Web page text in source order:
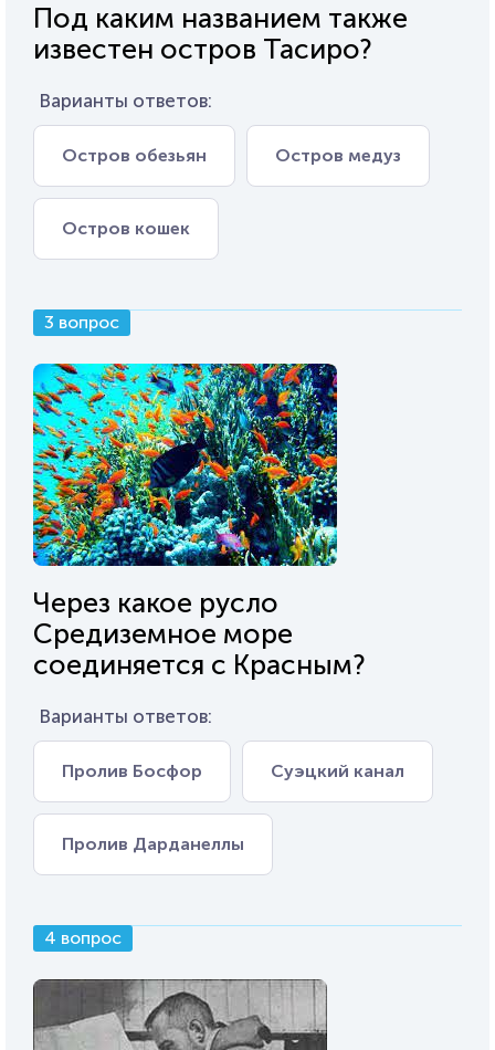
Под каким названием также
известен остров Тасиро?
Варианты ответов:
Остров обезьян Остров медуз
Остров кошек
3 вопрос
Через какое русло
Средиземное море
соединяется с Красным?
Варианты ответов:
Пролив Босфор Суэцкий канал
Пролив Дарданеллы
4 вопрос